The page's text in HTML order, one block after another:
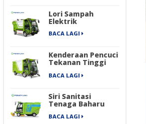
Lori Sampah
Elektrik
BACA LAGI
Kenderaan Pencuci
Tekanan Tinggi
BACA LAGI
Siri Sanitasi
Tenaga Baharu
Empat Roda
Penyapu Jalan
BACA LAGI